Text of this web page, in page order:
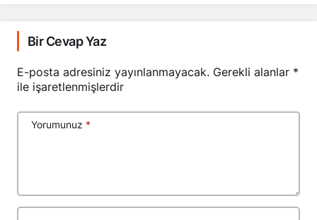
Bir Cevap Yaz
E-posta adresiniz yayınlanmayacak. Gerekli alanlar *
ile işaretlenmişlerdir
Yorumunuz *